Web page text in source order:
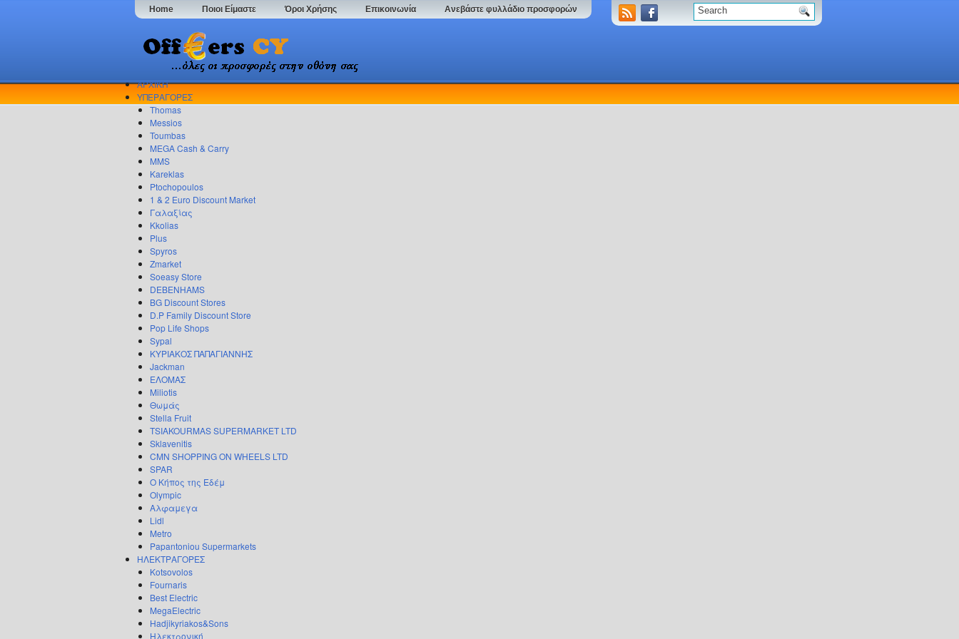
Home Ποιοι Είμαστε Όροι Χρήσης Επικοινωνία Ανεβάστε φυλλάδιο προσφορών
ΑΡΧΙΚΗ
ΥΠΕΡΑΓΟΡΕΣ
Thomas
Messios
Toumbas
MEGA Cash & Carry
MMS
Kareklas
Ptochopoulos
1 & 2 Euro Discount Market
Γαλαξίας
Kkolias
Plus
Spyros
Zmarket
Soeasy Store
DEBENHAMS
BG Discount Stores
D.P Family Discount Store
Pop Life Shops
Sypal
ΚΥΡΙΑΚΟΣ ΠΑΠΑΓΙΑΝΝΗΣ
Jackman
ΕΛΟΜΑΣ
Miliotis
Θωμάς
Stella Fruit
TSIAKOURMAS SUPERMARKET LTD
Sklavenitis
CMN SHOPPING ON WHEELS LTD
SPAR
Ο Κήπος της Εδέμ
Olympic
Αλφαμεγα
Lidl
Metro
Papantoniou Supermarkets
ΗΛΕΚΤΡΑΓΟΡΕΣ
Kotsovolos
Fournaris
Best Electric
MegaElectric
Hadjikyriakos&Sons
Ηλεκτρονική